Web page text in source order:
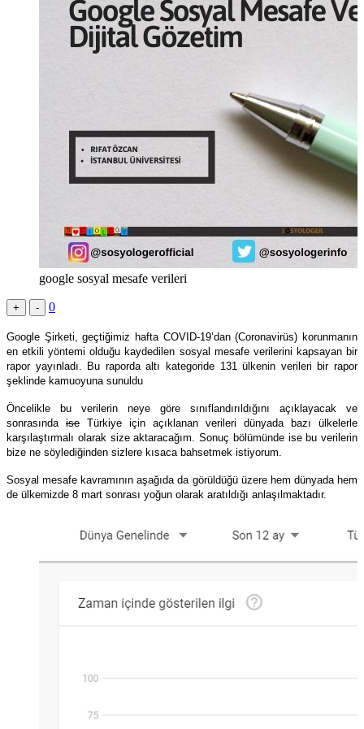
google sosyal mesafe verileri
+ - 0
Google Şirketi, geçtiğimiz hafta COVID-19’dan (Coronavirüs) korunmanın
en etkili yöntemi olduğu kaydedilen sosyal mesafe verilerini kapsayan bir
rapor yayınladı. Bu raporda altı kategoride 131 ülkenin verileri bir rapor
şeklinde kamuoyuna sunuldu
Öncelikle bu verilerin neye göre sınıflandırıldığını açıklayacak ve
sonrasında ise Türkiye için açıklanan verileri dünyada bazı ülkelerle
karşılaştırmalı olarak size aktaracağım. Sonuç bölümünde ise bu verilerin
bize ne söylediğinden sizlere kısaca bahsetmek istiyorum.
Sosyal mesafe kavramının aşağıda da görüldüğü üzere hem dünyada hem
de ülkemizde 8 mart sonrası yoğun olarak aratıldığı anlaşılmaktadır.